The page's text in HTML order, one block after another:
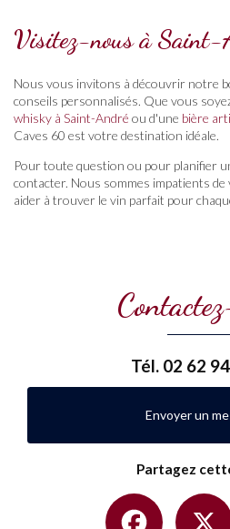
Visitez-nous à Saint-
Nous vous invitons à découvrir notre
conseils personnalisés. Que vous
whisky à Saint-André ou d'une bière
Caves 60 est votre destination idéale.
Pour toute question ou pour planifier
contacter. Nous sommes impatients de
aider à trouver le vin parfait pour
Tél. 02 62
Envoyer un
Partagez
Facebook